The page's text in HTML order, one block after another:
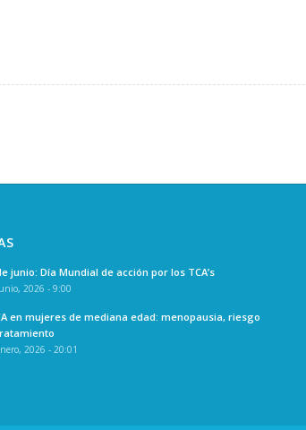
junio: Día Mundial de acción por los TCA’s
2026 - 9:00
en mujeres de mediana edad: menopausia, riesgo
2026 - 20:01